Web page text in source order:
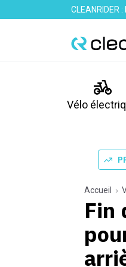
CLEANRIDER
Vélo
Accueil
Fin